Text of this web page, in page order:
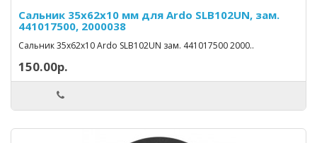
Сальник 35х62х10 мм для Ardo SLB102UN, зам.
441017500, 2000038
Сальник 35х62х10 Ardo SLB102UN зам. 441017500 2000..
150.00р.